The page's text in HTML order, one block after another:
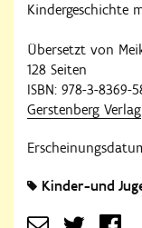
Kindergeschichte
Übersetzt von
128 Seiten
ISBN: 978-3-8369-
Gerstenberg Verlag
Kinder-und